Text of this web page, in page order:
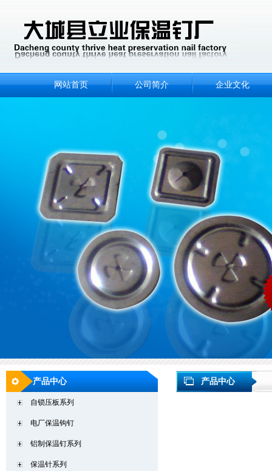
网站首页 公司简介 企业文化
产品中心
产品中心
自锁压板系列
电厂保温钩钉
铝制保温钉系列
保温针系列